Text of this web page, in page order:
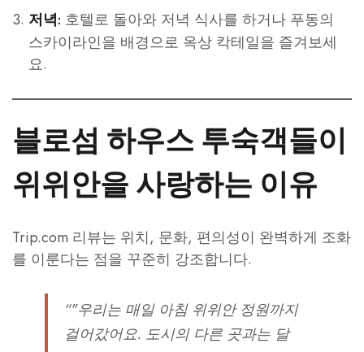
저녁: 호텔로 돌아와 저녁 식사를 하거나 푸동의
스카이라인을 배경으로 옥상 칵테일을 즐겨보세
요.
블로섬 하우스 투숙객들이
위위안을 사랑하는 이유
Trip.com 리뷰는 위치, 문화, 편의성이 완벽하게 조화
를 이룬다는 점을 꾸준히 강조합니다.
“"우리는 매일 아침 위위안 정원까지
걸어갔어요. 도시의 다른 곳과는 달